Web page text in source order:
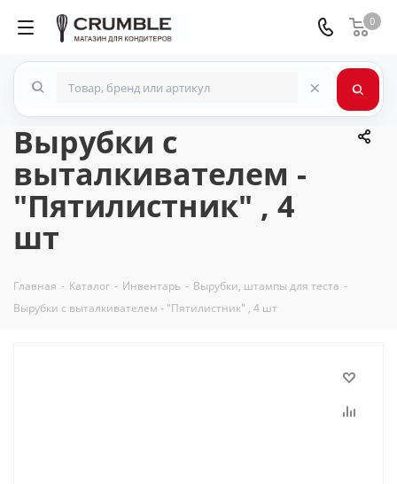
0
×
Вырубки с
выталкивателем -
"Пятилистник" , 4
шт
Главная - Каталог - Инвентарь - Вырубки, штампы для теста -
Вырубки с выталкивателем - "Пятилистник" , 4 шт